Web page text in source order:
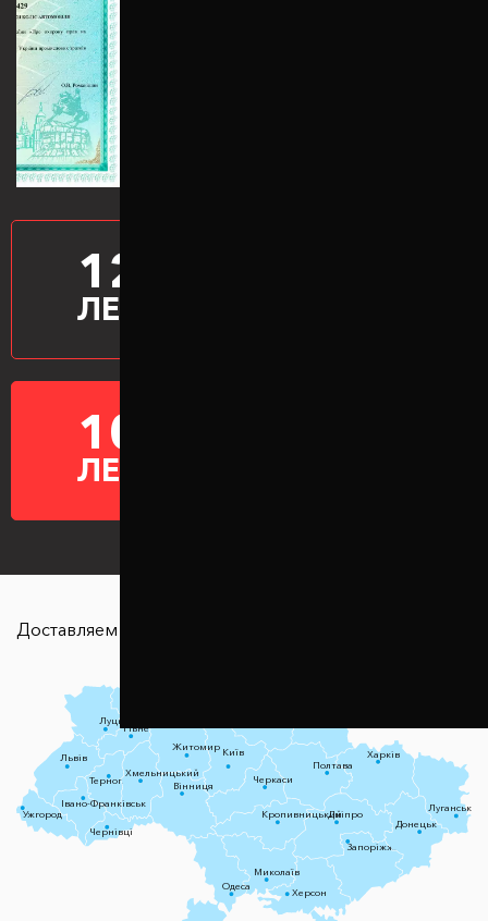
12
ЛЕТ
10
ЛЕТ
Доставляем в любую точку страны
Луцьк
Київ
Житомир
Тернопіль
Рівне
Львів
Дніпро
Кропивницький
Харків
Полтава
Черкаси
Запоріжжя
Херсон
Донецьк
Луганськ
Ужгород
Чернівці
Вінниця
Хмельницький
Івано-Франківськ
Миколаїв
Одеса